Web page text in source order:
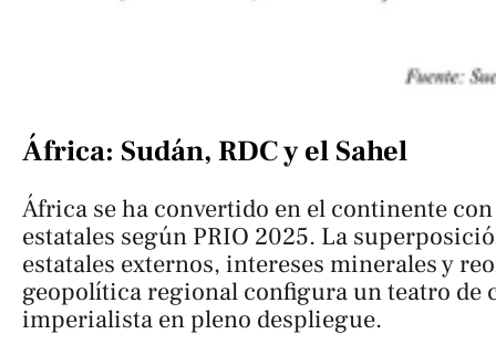
África: Sudán, RDC y el Sahel
África se ha convertido en el continente
estatales según PRIO 2025. La
estatales externos, intereses minerales y
geopolítica regional configura un teatro de
imperialista en pleno despliegue.